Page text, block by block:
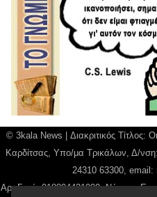
© 3kala News | Διακριτικός
Καρδίτσας, Υπο/μα Τρικάλων, Δ/
24310 63300, email:
Αρ. Γεμή: 018804431000, Νόμιμος